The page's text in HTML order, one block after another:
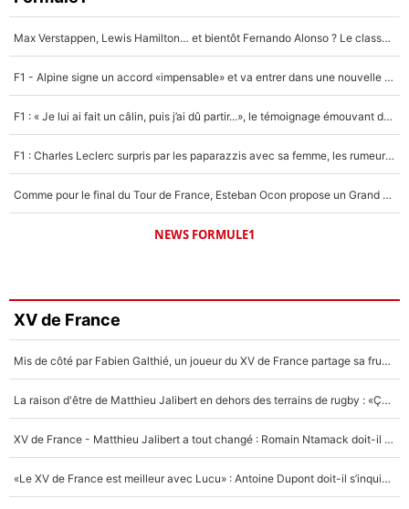
Max Verstappen, Lewis Hamilton… et bientôt Fernando Alonso ? Le classement des pilotes les mieux payés en Formule 1 risque de changer !
F1 - Alpine signe un accord «impensable» et va entrer dans une nouvelle dimension : Grande nouvelle pour Pierre Gasly !
F1 : « Je lui ai fait un câlin, puis j’ai dû partir...», le témoignage émouvant de Max Verstappen sur sa fille
F1 : Charles Leclerc surpris par les paparazzis avec sa femme, les rumeurs étaient vraies !
Comme pour le final du Tour de France, Esteban Ocon propose un Grand Prix de Formule 1 à Paris : «Autour de l’Arc de Triomphe, ce serait génial» !
NEWS FORMULE1
XV de France
Mis de côté par Fabien Galthié, un joueur du XV de France partage sa frustration : «ils ne me l’ont pas dit tout de suite»
La raison d'être de Matthieu Jalibert en dehors des terrains de rugby : «Ça m'atteint autant que si tu touches à un membre de ma famille»
XV de France - Matthieu Jalibert a tout changé : Romain Ntamack doit-il s’inquiéter pour sa place à un an de la Coupe du monde ?
«Le XV de France est meilleur avec Lucu» : Antoine Dupont doit-il s’inquiéter pour sa place ?